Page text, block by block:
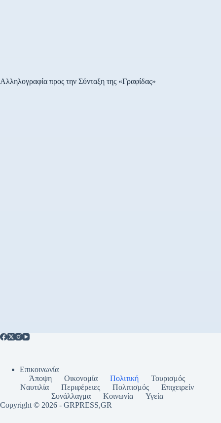
Αλληλογραφία προς την Σύνταξη της «Γραφίδας»
Επικοινωνία
Άποψη
Οικονομία Πολιτική
Τουρισμός
Ναυτιλία
Περιφέρειες Πολιτισμός
Επιχειρείν
Συνάλλαγμα
Κοινωνία
Υγεία
Copyright © 2026 - GRPRESS,GR